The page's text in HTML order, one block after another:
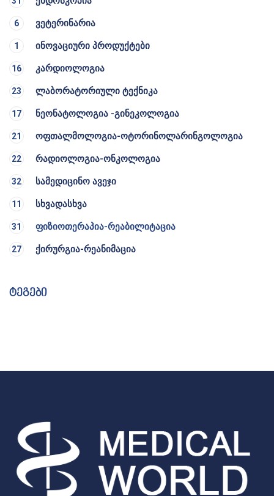
ვეტერინარია
6
ინოვაციური პროდუქტები
1
კარდიოლოგია
16
ლაბორატორიული ტექნიკა
23
ნეონატოლოგია -გინეკოლოგია
17
ოფთალმოლოგია-ოტორინოლარინგოლოგია
21
რადიოლოგია-ონკოლოგია
22
სამედიცინო ავეჯი
32
სხვადასხვა
11
ფიზიოთერაპია-რეაბილიტაცია
31
ქირურგია-რეანიმაცია
27
ტეგები